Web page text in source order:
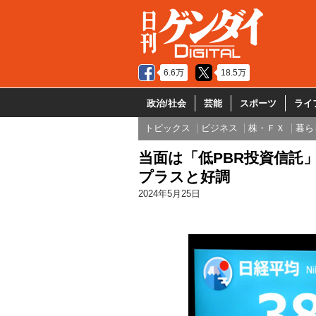
6.6万 18.5万
政治/社会 芸能 スポーツ ライ
トピックス ビジネス 株・ＦＸ 暮ら
当面は「低PBR投資信託
プラスと好調
2024年5月25日